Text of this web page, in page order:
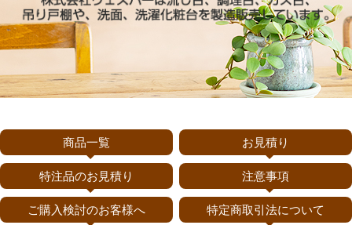
商品一覧 お見積り
特注品のお見積り 注意事項
ご購入検討のお客様へ 特定商取引法について